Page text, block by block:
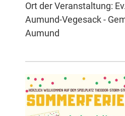
Ort der Veranstaltung:
Aumund-Vegesack -
Aumund